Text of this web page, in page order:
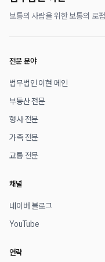
보통의 사람을 위한 보통의 로
전문 분야
법무법인 이현 메인
부동산 전문
형사 전문
가족 전문
교통 전문
채널
네이버 블로그
YouTube
연락